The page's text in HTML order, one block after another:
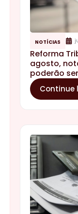
NOTÍCIAS
Reforma
agosto,
poderão
Continue